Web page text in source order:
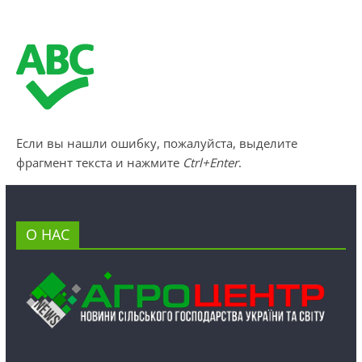
Если вы нашли ошибку, пожалуйста, выделите
фрагмент текста и нажмите Ctrl+Enter.
О НАС